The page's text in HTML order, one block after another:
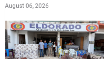
August 06, 2026